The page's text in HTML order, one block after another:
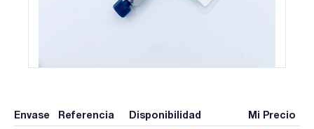
Envase Referencia Disponibilidad Mi Precio